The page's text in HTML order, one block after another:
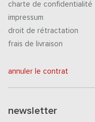
charte de confidentialité
impressum
droit de rétractation
frais de livraison
annuler le contrat
newsletter